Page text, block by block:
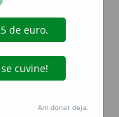
de
definiții.
pagina de
Am donat deja.